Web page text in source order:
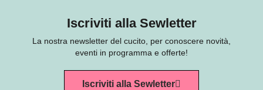
Iscriviti alla Sewletter
La nostra newsletter del cucito, per conoscere novità,
eventi in programma e offerte!
Iscriviti alla Sewletter